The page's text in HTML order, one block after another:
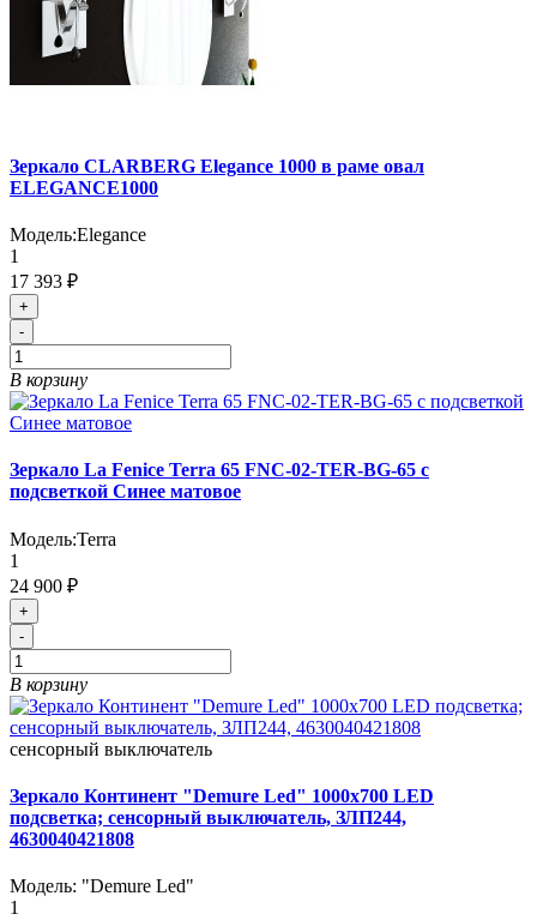
Зеркало CLARBERG Elegance 1000 в раме овал
ELEGANCE1000
Модель:Elegance
1
17 393 ₽
+
-
В корзину
Зеркало La Fenice Terra 65 FNC-02-TER-BG-65 с
подсветкой Синее матовое
Модель:Terra
1
24 900 ₽
+
-
В корзину
сенсорный выключатель
Зеркало Континент "Demure Led" 1000х700 LED
подсветка; сенсорный выключатель, ЗЛП244,
4630040421808
Модель: "Demure Led"
1